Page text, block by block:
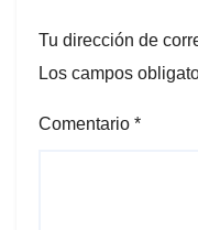
Tu dirección de
Los campos
Comentario *